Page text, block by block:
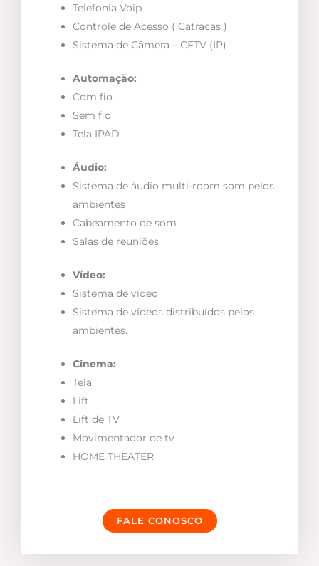
Telefonia Voip
Controle de Acesso ( Catracas )
Sistema de Câmera – CFTV (IP)
Automação:
Com fio
Sem fio
Tela IPAD
Áudio:
Sistema de áudio multi-room som pelos
ambientes
Cabeamento de som
Salas de reuniões
Vídeo:
Sistema de vídeo
Sistema de vídeos distribuídos pelos
ambientes.
Cinema:
Tela
Lift
Lift de TV
Movimentador de tv
HOME THEATER
FALE CONOSCO